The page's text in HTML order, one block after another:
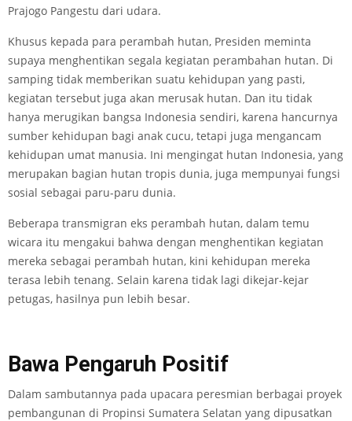
Prajogo Pangestu dari udara.
Khusus kepada para perambah hutan, Presiden meminta
supaya menghentikan segala kegiatan perambahan hutan. Di
samping tidak memberikan suatu kehidupan yang pasti,
kegiatan tersebut juga akan merusak hutan. Dan itu tidak
hanya merugikan bangsa Indonesia sendiri, karena hancurnya
sumber kehidupan bagi anak cucu, tetapi juga mengancam
kehidupan umat manusia. Ini mengingat hutan Indonesia, yang
merupakan bagian hutan tropis dunia, juga mempunyai fungsi
sosial sebagai paru-paru dunia.
Beberapa transmigran eks perambah hutan, dalam temu
wicara itu mengakui bahwa dengan menghentikan kegiatan
mereka sebagai perambah hutan, kini kehidupan mereka
terasa lebih tenang. Selain karena tidak lagi dikejar-kejar
petugas, hasilnya pun lebih besar.
Bawa Pengaruh Positif
Dalam sambutannya pada upacara peresmian berbagai proyek
pembangunan di Propinsi Sumatera Selatan yang dipusatkan